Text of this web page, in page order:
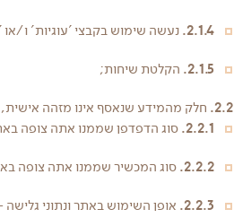
2.1.4. נעשה שימוש בקבצי 'עוגיות' ו/
2.1.5. הקלטת שיחות;
2.2. חלק מהמידע שנאסף אינו מזהה
2.2.1. סוג הדפדפן שממנו אתה צופה
2.2.2. סוג המכשיר שממנו אתה צופה
2.2.3. אופן השימוש באתר ונתוני